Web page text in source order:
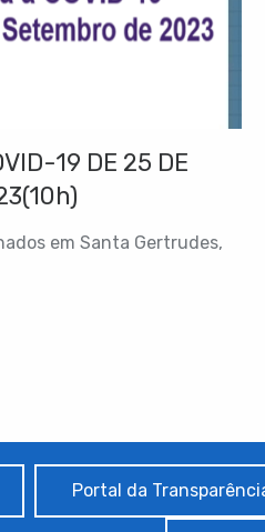
19 DE 25 DE
em Santa Gertrudes,
Portal da